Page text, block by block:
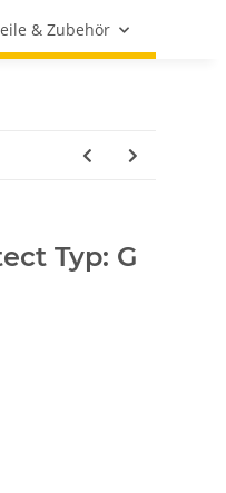
& Zubehör
Typ: G